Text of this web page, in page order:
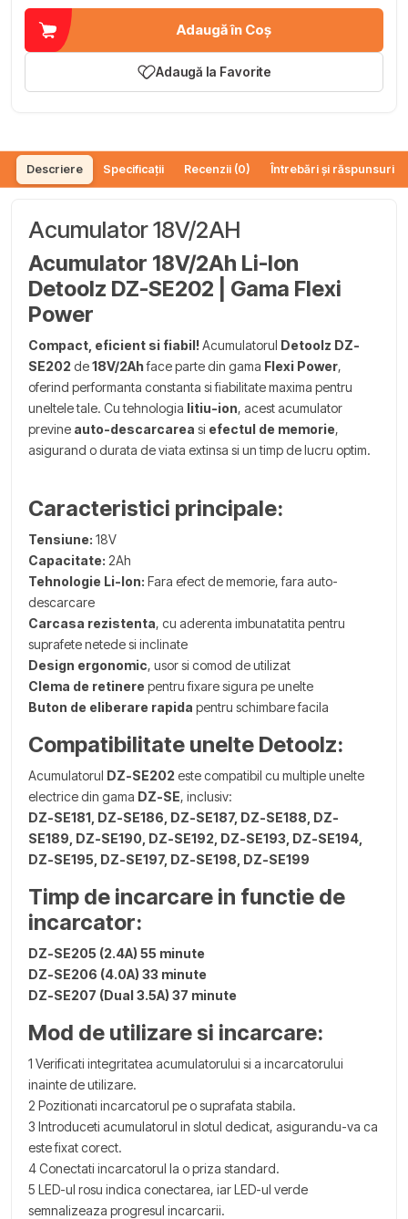
Adaugă în Coș
Adaugă la Favorite
Descriere Specificații Recenzii (0) Întrebări și răspunsuri
Acumulator 18V/2AH
Acumulator 18V/2Ah Li-Ion
Detoolz DZ-SE202 | Gama Flexi
Power
Compact, eficient si fiabil!Acumulatorul Detoolz DZ-
SE202 de18V/2Ahface parte din gama Flexi Power,
oferind performanta constanta si fiabilitate maxima pentru
uneltele tale. Cu tehnologia litiu-ion, acest acumulator
previne auto-descarcarea si efectul de memorie,
asigurand o durata de viata extinsa si un timp de lucru optim.
Caracteristici principale:
Tensiune: 18V
Capacitate: 2Ah
Tehnologie Li-Ion: Fara efect de memorie, fara auto-
descarcare
Carcasa rezistenta, cu aderenta imbunatatita pentru
suprafete netede si inclinate
Design ergonomic, usor si comod de utilizat
Clema de retinere pentru fixare sigura pe unelte
Buton de eliberare rapida pentru schimbare facila
Compatibilitate unelte Detoolz:
Acumulatorul DZ-SE202 este compatibil cu multiple unelte
electrice din gama DZ-SE, inclusiv:
DZ-SE181, DZ-SE186, DZ-SE187, DZ-SE188, DZ-
SE189, DZ-SE190, DZ-SE192, DZ-SE193, DZ-SE194,
DZ-SE195, DZ-SE197, DZ-SE198, DZ-SE199
Timp de incarcare in functie de
incarcator:
DZ-SE205 (2.4A) 55 minute
DZ-SE206 (4.0A) 33 minute
DZ-SE207 (Dual 3.5A) 37 minute
Mod de utilizare si incarcare:
1 Verificati integritatea acumulatorului si a incarcatorului
inainte de utilizare.
2 Pozitionati incarcatorul pe o suprafata stabila.
3 Introduceti acumulatorul in slotul dedicat, asigurandu-va ca
este fixat corect.
4 Conectati incarcatorul la o priza standard.
5 LED-ul rosu indica conectarea, iar LED-ul verde
semnalizeaza progresul incarcarii.